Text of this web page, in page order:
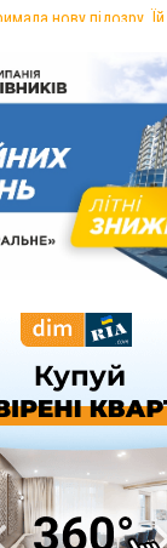
нову підозру.
видурив у
очікується
чоловіка,
до
і Тернопільщини
Яремче зафіксували
Харкову
підприємство
державі 1,5 га
Франківській громаді
веж планують
під час пожежі